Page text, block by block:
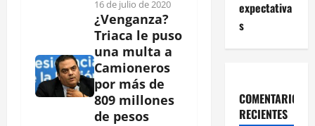
16 de julio de 2020
¿Venganza?
Triaca le puso
una multa a
Camioneros
por más de
809 millones
de pesos
expectativa
s
COMENTARIOS
RECIENTES